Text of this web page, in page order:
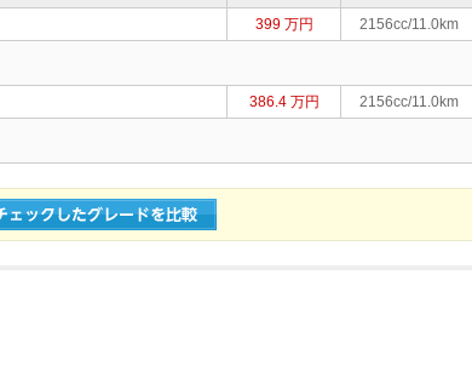
399 万円
2156cc/11.0km
386.4 万円
2156cc/11.0km